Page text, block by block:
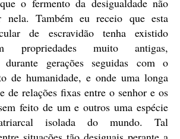
o fermento da desigualdade não
nela. Também eu receio que esta
de escravidão tenha existido
propriedades muito antigas,
durante gerações seguidas com o
de humanidade, e onde uma longa
de relações fixas entre o senhor e os
feito de um e outros uma espécie
isolada do mundo. Tal